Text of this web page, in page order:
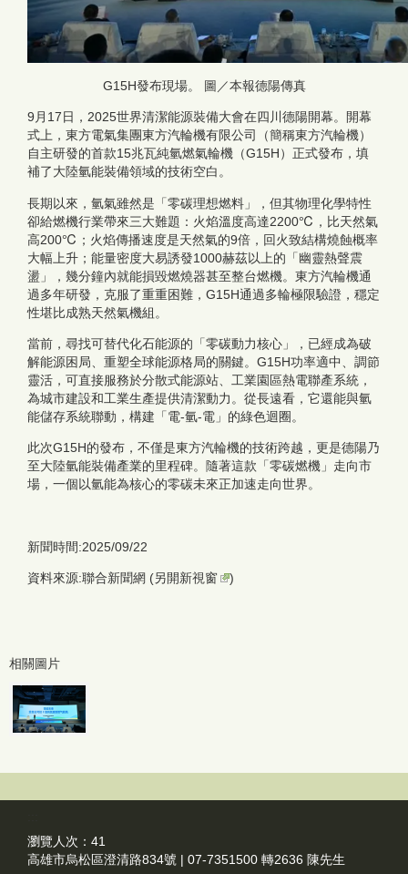
G15H發布現場。 圖／本報德陽傳真
9月17日，2025世界清潔能源裝備大會在四川德陽開幕。開幕
式上，東方電氣集團東方汽輪機有限公司（簡稱東方汽輪機）
自主研發的首款15兆瓦純氫燃氣輪機（G15H）正式發布，填
補了大陸氫能裝備領域的技術空白。
長期以來，氫氣雖然是「零碳理想燃料」，但其物理化學特性
卻給燃機行業帶來三大難題：火焰溫度高達2200℃，比天然氣
高200℃；火焰傳播速度是天然氣的9倍，回火致結構燒蝕概率
大幅上升；能量密度大易誘發1000赫茲以上的「幽靈熱聲震
盪」，幾分鐘內就能損毀燃燒器甚至整台燃機。東方汽輪機通
過多年研發，克服了重重困難，G15H通過多輪極限驗證，穩定
性堪比成熟天然氣機組。
當前，尋找可替代化石能源的「零碳動力核心」，已經成為破
解能源困局、重塑全球能源格局的關鍵。G15H功率適中、調節
靈活，可直接服務於分散式能源站、工業園區熱電聯產系統，
為城市建設和工業生產提供清潔動力。從長遠看，它還能與氫
能儲存系統聯動，構建「電-氫-電」的綠色迴圈。
此次G15H的發布，不僅是東方汽輪機的技術跨越，更是德陽乃
至大陸氫能裝備產業的里程碑。隨著這款「零碳燃機」走向市
場，一個以氫能為核心的零碳未來正加速走向世界。
新聞時間:2025/09/22
資料來源:聯合新聞網 (另開新視窗 )
相關圖片
瀏覽人次： 41
高雄市烏松區澄清路834號 | 07-7351500 轉2636 陳先生